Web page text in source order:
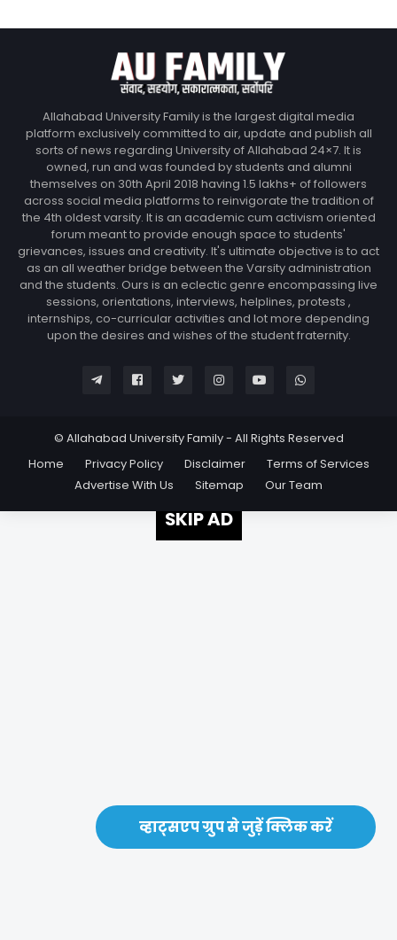
व्हाट्सएप ग्रुप से जुड़ें क्लिक करें
Allahabad University Family is the largest digital media
platform exclusively committed to air, update and publish all
sorts of news regarding University of Allahabad 24×7. It is
owned, run and was founded by students and alumni
themselves on 30th April 2018 having 1.5 lakhs+ of followers
across social media platforms to reinvigorate the tradition of
the 4th oldest varsity. It is an academic cum activism oriented
forum meant to provide enough space to students'
grievances, issues and creativity. It's ultimate objective is to act
as an all weather bridge between the Varsity administration
and the students. Ours is an eclectic genre encompassing live
sessions, orientations, interviews, helplines, protests ,
internships, co-curricular activities and lot more depending
upon the desires and wishes of the student fraternity.
© Allahabad University Family - All Rights Reserved
Home
Privacy Policy Disclaimer
Terms of Services
Advertise With Us
Sitemap Our Team
SKIP AD